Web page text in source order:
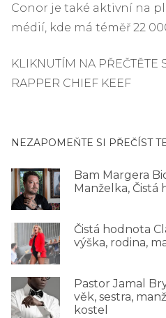
Conor je také aktivní na
médií, kde má téměř 22
KLIKNUTÍM NA PŘEČTĚTE
RAPPER CHIEF KEEF
NEZAPOMEŇTE SI PŘEČÍST
Bam Margera
Manželka, Čistá
Čistá hodnota
výška, rodina,
Pastor Jamal
věk, sestra,
kostel